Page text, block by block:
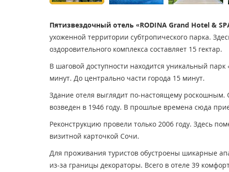
Пятизвездочный отель «RODINA Grand Hotel &
ухоженной территории субтропического парка.
оздоровительного комплекса составляет 15 гектар.
В шаговой доступности находится уникальный
минут. До центрально части города 15 минут.
Здание отеля выглядит по-настоящему роскошным.
возведен в 1946 году. В прошлые времена сюда
Реконструкцию провели только 2006 году. Здесь
визитной карточкой Сочи.
Для проживания туристов обустроены шикарные
из-за границы декораторы. Всего в отеле 39